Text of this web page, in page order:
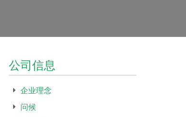
公司信息
企业理念
问候